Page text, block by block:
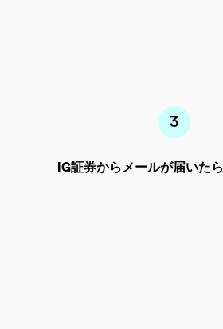
IG証券から メールが届いたら